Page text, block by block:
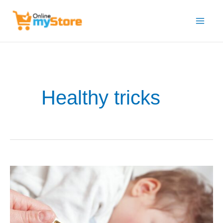
Skip
content
Healthy tricks